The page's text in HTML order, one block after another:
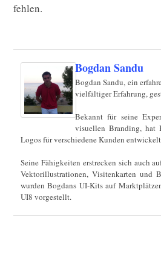
fehlen.
Bogdan Sandu
Bogdan Sandu, ein
vielfältiger Erfahrung,
Bekannt für seine
visuellen Branding, hat
Logos für verschiedene Kunden
Seine Fähigkeiten erstrecken sich auch
Vektorillustrationen, Visitenkarten und
wurden Bogdans UI-Kits auf
UI8 vorgestellt.